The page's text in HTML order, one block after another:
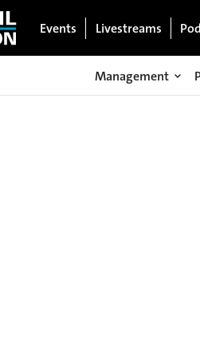
Events Livestreams
Management